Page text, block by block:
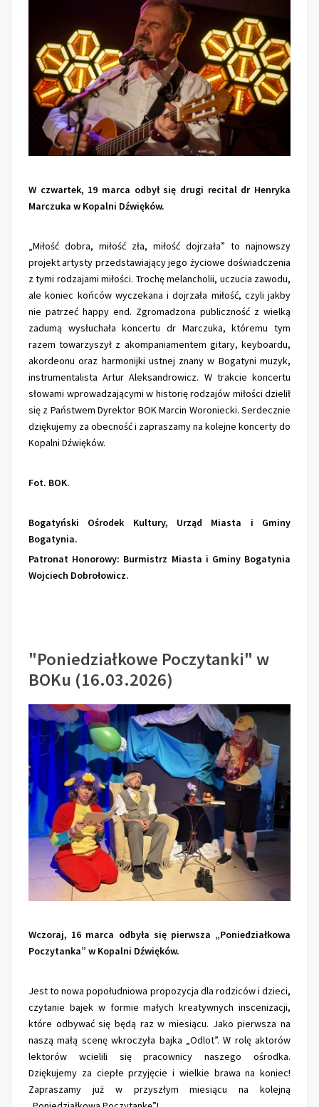
W czwartek, 19 marca odbył się drugi recital dr Henryka
Marczuka w Kopalni Dźwięków.
„Miłość dobra, miłość zła, miłość dojrzała” to najnowszy
projekt artysty przedstawiający jego życiowe doświadczenia
z tymi rodzajami miłości. Trochę melancholii, uczucia zawodu,
ale koniec końców wyczekana i dojrzała miłość, czyli jakby
nie patrzeć happy end. Zgromadzona publiczność z wielką
zadumą wysłuchała koncertu dr Marczuka, któremu tym
razem towarzyszył z akompaniamentem gitary, keyboardu,
akordeonu oraz harmonijki ustnej znany w Bogatyni muzyk,
instrumentalista Artur Aleksandrowicz. W trakcie koncertu
słowami wprowadzającymi w historię rodzajów miłości dzielił
się z Państwem Dyrektor BOK Marcin Woroniecki. Serdecznie
dziękujemy za obecność i zapraszamy na kolejne koncerty do
Kopalni Dźwięków.
Fot. BOK.
Bogatyński Ośrodek Kultury, Urząd Miasta i Gminy
Bogatynia.
Patronat Honorowy: Burmistrz Miasta i Gminy Bogatynia
Wojciech Dobrołowicz.
"Poniedziałkowe Poczytanki" w
BOKu (16.03.2026)
Wczoraj, 16 marca odbyła się pierwsza „Poniedziałkowa
Poczytanka” w Kopalni Dźwięków.
Jest to nowa popołudniowa propozycja dla rodziców i dzieci,
czytanie bajek w formie małych kreatywnych inscenizacji,
które odbywać się będą raz w miesiącu. Jako pierwsza na
naszą małą scenę wkroczyła bajka „Odlot”. W rolę aktorów
lektorów wcielili się pracownicy naszego ośrodka.
Dziękujemy za ciepłe przyjęcie i wielkie brawa na koniec!
Zapraszamy już w przyszłym miesiącu na kolejną